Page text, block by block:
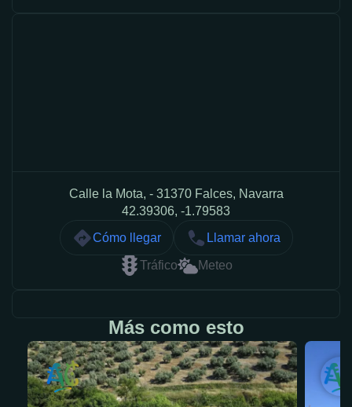
Calle la Mota, - 31370 Falces, Navarra
42.39306, -1.79583
Cómo llegar
Llamar ahora
Tráfico Meteo
Más como esto